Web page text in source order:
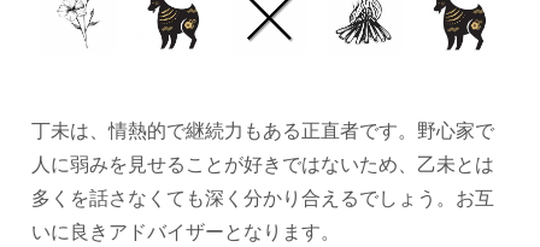
丁未は、情熱的で継続力もある正直者です。野心家で
人に弱みを見せることが好きではないため、乙未とは
多くを話さなくても深く分かり合えるでしょう。お互
いに良きアドバイザーとなります。